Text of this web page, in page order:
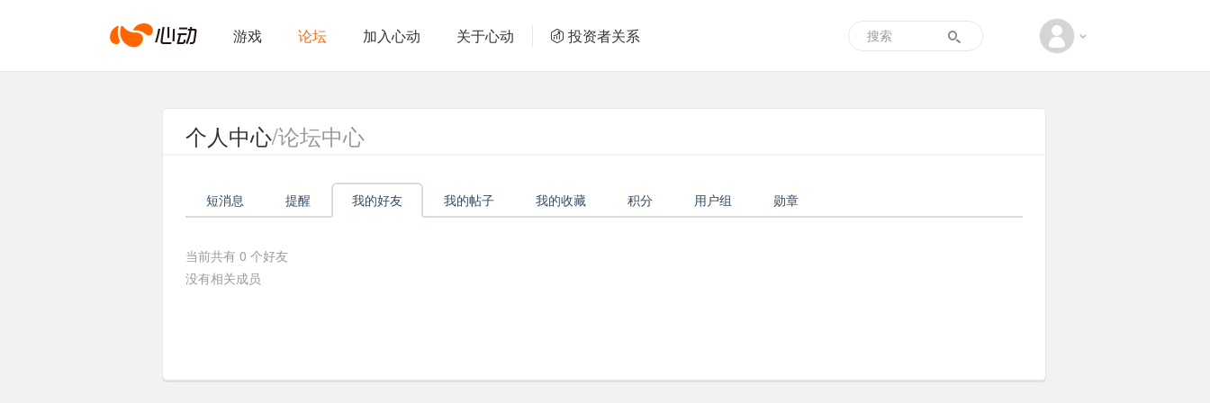
心
动
络
游戏 论坛 加入心动 关于心动 投资者关系
个人中心/论坛中心
短消息 提醒 我的好友 我的帖子 我的收藏 积分 用户组 勋章
当前共有 0 个好友
没有相关成员